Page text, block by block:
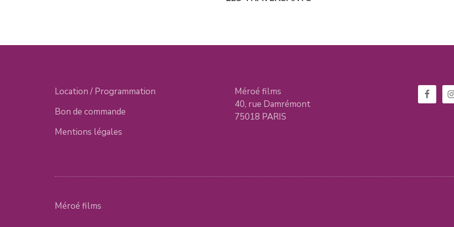
Location / Programmation
Bon de commande
Mentions légales
Méroé films
40, rue Damrémont
75018 PARIS
Méroé films